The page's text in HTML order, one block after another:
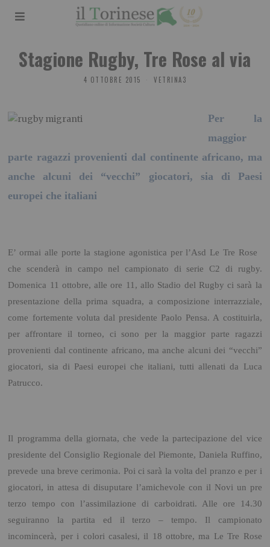
Stagione Rugby, Tre Rose al via
4 OTTOBRE 2015 VETRINA3
Per la
maggior
parte ragazzi provenienti dal continente africano, ma
anche alcuni dei “vecchi” giocatori, sia di Paesi
europei che italiani
E’ ormai alle porte la stagione agonistica per l’Asd Le Tre Rose
che scenderà in campo nel campionato di serie C2 di rugby.
Domenica 11 ottobre, alle ore 11, allo Stadio del Rugby ci sarà la
presentazione della prima squadra, a composizione interrazziale,
come fortemente voluta dal presidente Paolo Pensa. A costituirla,
per affrontare il torneo, ci sono per la maggior parte ragazzi
provenienti dal continente africano, ma anche alcuni dei “vecchi”
giocatori, sia di Paesi europei che italiani, tutti allenati da Luca
Patrucco.
Il programma della giornata, che vede la partecipazione del vice
presidente del Consiglio Regionale del Piemonte, Daniela Ruffino,
prevede una breve cerimonia. Poi ci sarà la volta del pranzo e per i
giocatori, in attesa di disuputare l’amichevole con il Novi un pre
terzo tempo con l’assimilazione di carboidrati. Alle ore 14.30
seguiranno la partita ed il terzo – tempo. Il campionato
incomincerà, per i colori casalesi, il 18 ottobre, ma Le Tre Rose